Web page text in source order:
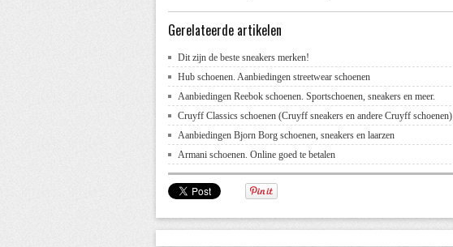
Gerelateerde artikelen
Dit zijn de beste sneakers merken!
Hub schoenen. Aanbiedingen streetwear schoenen
Aanbiedingen Reebok schoenen. Sportschoenen, sneakers en meer.
Cruyff Classics schoenen (Cruyff sneakers en andere Cruyff schoenen)
Aanbiedingen Bjorn Borg schoenen, sneakers en laarzen
Armani schoenen. Online goed te betalen